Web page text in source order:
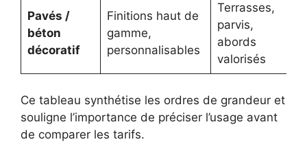
Pavés /
béton
décoratif
Finitions haut de
gamme,
personnalisables
Terrasses,
parvis,
abords
valorisés
Ce tableau synthétise les ordres de grandeur et
souligne l’importance de préciser l’usage avant
de comparer les tarifs.